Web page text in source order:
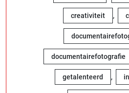
creativiteit ,
documentairefotografie
getalenteerd ,